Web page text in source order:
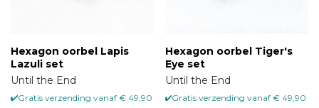
Hexagon oorbel Lapis
Lazuli set
Until the End
Gratis verzending vanaf € 49,90
Hexagon oorbel Tiger's
Eye set
Until the End
Gratis verzending vanaf € 49,90